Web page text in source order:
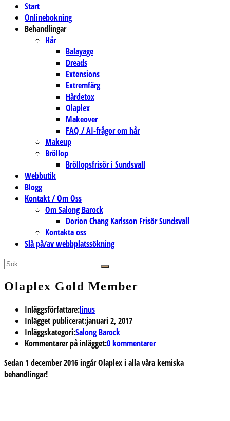
Start
Onlinebokning
Behandlingar
Hår
Balayage
Dreads
Extensions
Extremfärg
Hårdetox
Olaplex
Makeover
FAQ / AI-frågor om hår
Makeup
Bröllop
Bröllopsfrisör i Sundsvall
Webbutik
Blogg
Kontakt / Om Oss
Om Salong Barock
Dorion Chang Karlsson Frisör Sundsvall
Kontakta oss
Slå på/av webbplatssökning
Olaplex Gold Member
Inläggsförfattare:linus
Inlägget publicerat:januari 2, 2017
Inläggskategori:Salong Barock
Kommentarer på inlägget:0 kommentarer
Sedan 1 december 2016 ingår Olaplex i alla våra kemiska
behandlingar!